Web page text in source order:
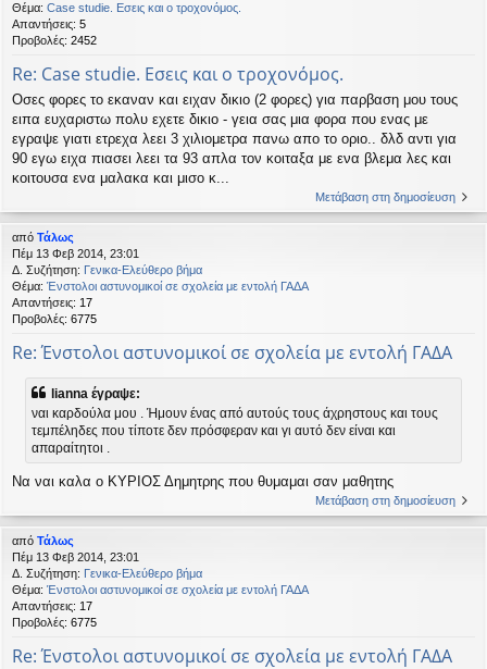
Θέμα: Case studie. Εσεις και ο τροχονόμος.
Απαντήσεις: 5
Προβολές: 2452
Re: Case studie. Εσεις και ο τροχονόμος.
Οσες φορες το εκαναν και ειχαν δικιο (2 φορες) για παρβαση μου τους
ειπα ευχαριστω πολυ εχετε δικιο - γεια σας μια φορα που ενας με
εγραψε γιατι ετρεχα λεει 3 χιλιομετρα πανω απο το οριο.. δλδ αντι για
90 εγω ειχα πιασει λεει τα 93 απλα τον κοιταξα με ενα βλεμα λες και
κοιτουσα ενα μαλακα και μισο κ...
Μετάβαση στη δημοσίευση
από Τάλως
Πέμ 13 Φεβ 2014, 23:01
Δ. Συζήτηση: Γενικα-Ελεύθερο βήμα
Θέμα: Ένστολοι αστυνομικοί σε σχολεία με εντολή ΓΑΔΑ
Απαντήσεις: 17
Προβολές: 6775
Re: Ένστολοι αστυνομικοί σε σχολεία με εντολή ΓΑΔΑ
lianna έγραψε:
ναι καρδούλα μου . Ήμουν ένας από αυτούς τους άχρηστους και τους
τεμπέληδες που τίποτε δεν πρόσφεραν και γι αυτό δεν είναι και
απαραίτητοι .
Να ναι καλα ο ΚΥΡΙΟΣ Δημητρης που θυμαμαι σαν μαθητης
Μετάβαση στη δημοσίευση
από Τάλως
Πέμ 13 Φεβ 2014, 23:01
Δ. Συζήτηση: Γενικα-Ελεύθερο βήμα
Θέμα: Ένστολοι αστυνομικοί σε σχολεία με εντολή ΓΑΔΑ
Απαντήσεις: 17
Προβολές: 6775
Re: Ένστολοι αστυνομικοί σε σχολεία με εντολή ΓΑΔΑ